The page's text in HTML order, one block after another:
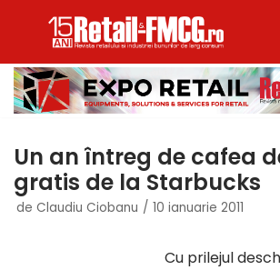
la
conținut
Un an întreg de cafea
gratis de la Starbucks
de Claudiu Ciobanu 10 ianuarie 2011
Cu prilejul